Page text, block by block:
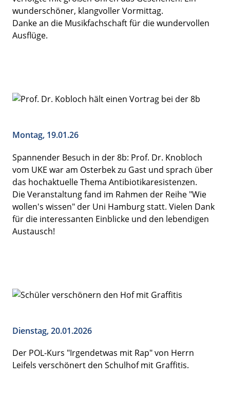
wunderschöner, klangvoller Vormittag.
Danke an die Musikfachschaft für die wundervollen
Ausflüge.
Montag, 19.01.26
Spannender Besuch in der 8b: Prof. Dr. Knobloch
vom UKE war am Osterbek zu Gast und sprach über
das hochaktuelle Thema Antibiotikaresistenzen.
Die Veranstaltung fand im Rahmen der Reihe "Wie
wollen's wissen" der Uni Hamburg statt. Vielen Dank
für die interessanten Einblicke und den lebendigen
Austausch!
Dienstag, 20.01.2026
Der POL-Kurs "Irgendetwas mit Rap" von Herrn
Leifels verschönert den Schulhof mit Graffitis.